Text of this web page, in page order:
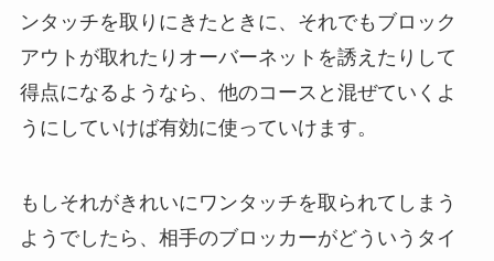
ンタッチを取りにきたときに、それでもブロック
アウトが取れたりオーバーネットを誘えたりして
得点になるようなら、他のコースと混ぜていくよ
うにしていけば有効に使っていけます。
もしそれがきれいにワンタッチを取られてしまう
ようでしたら、相手のブロッカーがどういうタイ